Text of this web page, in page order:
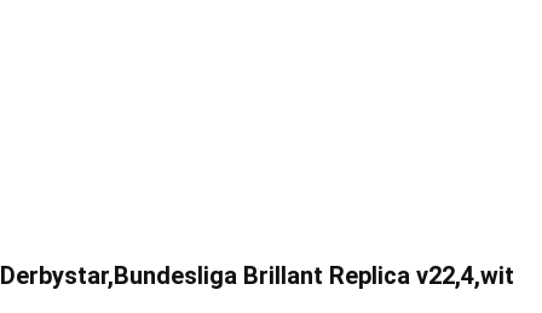
Derbystar,Bundesliga Brillant Replica v22,4,wit